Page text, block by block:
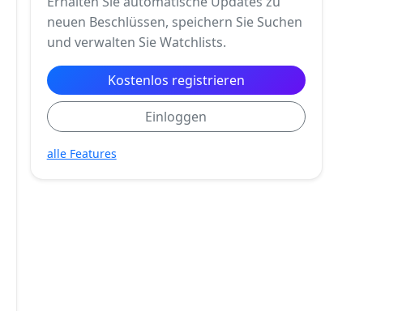
neuen Beschlüssen, speichern Sie Suchen
und verwalten Sie Watchlists.
Kostenlos registrieren
Einloggen
alle Features